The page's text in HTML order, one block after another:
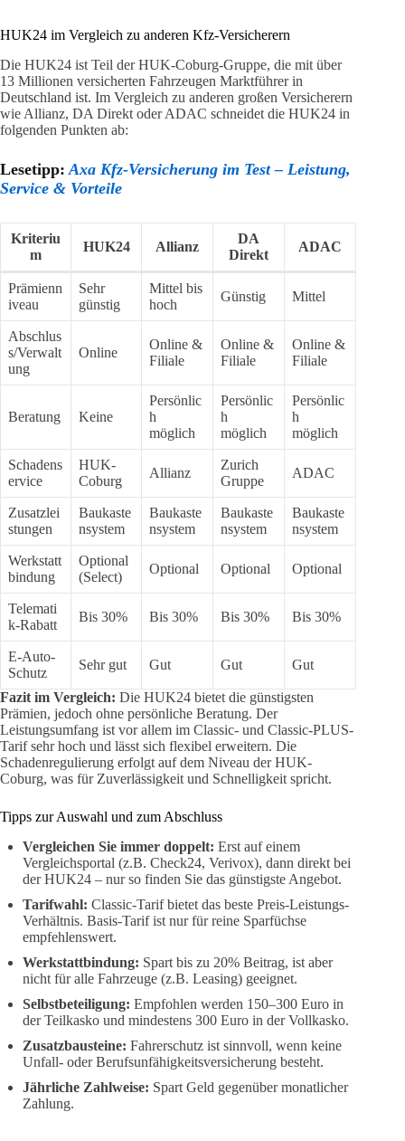
HUK24 im Vergleich zu anderen Kfz-Versicherern
Die HUK24 ist Teil der HUK-Coburg-Gruppe, die mit über
13 Millionen versicherten Fahrzeugen Marktführer in
Deutschland ist. Im Vergleich zu anderen großen Versicherern
wie Allianz, DA Direkt oder ADAC schneidet die HUK24 in
folgenden Punkten ab:
Lesetipp: Axa Kfz-Versicherung im Test – Leistung,
Service & Vorteile
Kriteriu
m
HUK24 Allianz
DA
Direkt
ADAC
Prämienn
iveau
Sehr
günstig
Mittel bis
hoch
Günstig Mittel
Abschlus
s/Verwalt
ung
Online
Online &
Filiale
Online &
Filiale
Online &
Filiale
Beratung Keine
Persönlic
h
möglich
Persönlic
h
möglich
Persönlic
h
möglich
Schadens
ervice
HUK-
Coburg
Allianz
Zurich
Gruppe
ADAC
Zusatzlei
stungen
Baukaste
nsystem
Baukaste
nsystem
Baukaste
nsystem
Baukaste
nsystem
Werkstatt
bindung
Optional
(Select)
Optional Optional Optional
Telemati
k-Rabatt
Bis 30% Bis 30% Bis 30% Bis 30%
E-Auto-
Schutz
Sehr gut Gut Gut Gut
Fazit im Vergleich: Die HUK24 bietet die günstigsten
Prämien, jedoch ohne persönliche Beratung. Der
Leistungsumfang ist vor allem im Classic- und Classic-PLUS-
Tarif sehr hoch und lässt sich flexibel erweitern. Die
Schadenregulierung erfolgt auf dem Niveau der HUK-
Coburg, was für Zuverlässigkeit und Schnelligkeit spricht.
Tipps zur Auswahl und zum Abschluss
Vergleichen Sie immer doppelt: Erst auf einem
Vergleichsportal (z.B. Check24, Verivox), dann direkt bei
der HUK24 – nur so finden Sie das günstigste Angebot.
Tarifwahl: Classic-Tarif bietet das beste Preis-Leistungs-
Verhältnis. Basis-Tarif ist nur für reine Sparfüchse
empfehlenswert.
Werkstattbindung: Spart bis zu 20% Beitrag, ist aber
nicht für alle Fahrzeuge (z.B. Leasing) geeignet.
Selbstbeteiligung: Empfohlen werden 150–300 Euro in
der Teilkasko und mindestens 300 Euro in der Vollkasko.
Zusatzbausteine: Fahrerschutz ist sinnvoll, wenn keine
Unfall- oder Berufsunfähigkeitsversicherung besteht.
Jährliche Zahlweise: Spart Geld gegenüber monatlicher
Zahlung.